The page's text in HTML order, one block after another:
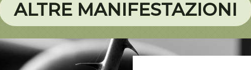
ALTRE MANIFESTAZIONI